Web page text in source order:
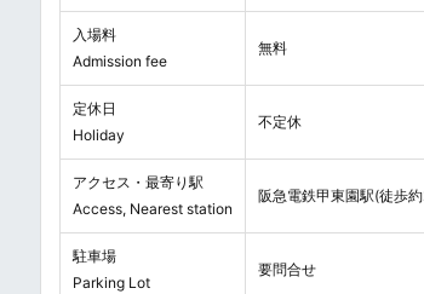
入場料
Admission fee
無料
定休日
Holiday
不定休
アクセス・最寄り駅
Access, Nearest station
阪急電鉄甲東園駅(徒歩
駐車場
Parking Lot
要問合せ